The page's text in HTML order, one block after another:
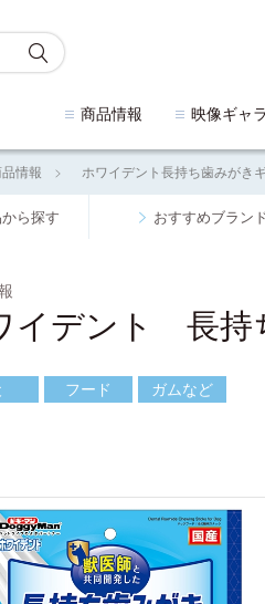
商品情報 映像ギャ
情報 ホワイデント長持ち歯みがき
ら探す おすすめブラン
イデント 長
フード ガムなど